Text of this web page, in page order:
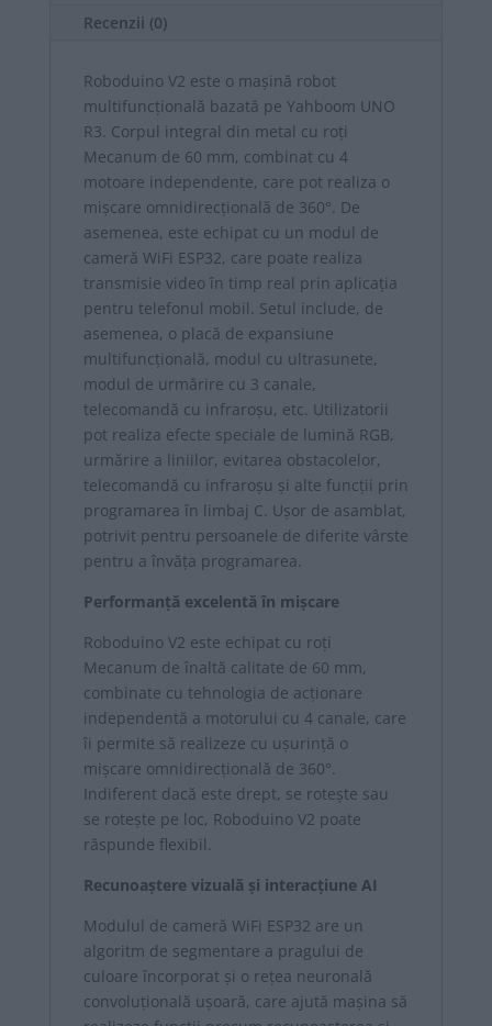
Recenzii (0)
Roboduino V2 este o mașină robot
multifuncțională bazată pe Yahboom UNO
R3. Corpul integral din metal cu roți
Mecanum de 60 mm, combinat cu 4
motoare independente, care pot realiza o
mișcare omnidirecțională de 360°. De
asemenea, este echipat cu un modul de
cameră WiFi ESP32, care poate realiza
transmisie video în timp real prin aplicația
pentru telefonul mobil. Setul include, de
asemenea, o placă de expansiune
multifuncțională, modul cu ultrasunete,
modul de urmărire cu 3 canale,
telecomandă cu infraroșu, etc. Utilizatorii
pot realiza efecte speciale de lumină RGB,
urmărire a liniilor, evitarea obstacolelor,
telecomandă cu infraroșu și alte funcții prin
programarea în limbaj C. Ușor de asamblat,
potrivit pentru persoanele de diferite vârste
pentru a învăța programarea.
Performanță excelentă în mișcare
Roboduino V2 este echipat cu roți
Mecanum de înaltă calitate de 60 mm,
combinate cu tehnologia de acționare
independentă a motorului cu 4 canale, care
îi permite să realizeze cu ușurință o
mișcare omnidirecțională de 360°.
Indiferent dacă este drept, se rotește sau
se rotește pe loc, Roboduino V2 poate
răspunde flexibil.
Recunoaștere vizuală și interacțiune AI
Modulul de cameră WiFi ESP32 are un
algoritm de segmentare a pragului de
culoare încorporat și o rețea neuronală
convoluțională ușoară, care ajută mașina să